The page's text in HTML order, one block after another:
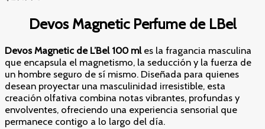
Devos Magnetic Perfume de LBel
Devos Magnetic de L’Bel 100 mles la fragancia masculina
que encapsula el magnetismo, la seducción y la fuerza de
un hombre seguro de sí mismo. Diseñada para quienes
desean proyectar una masculinidad irresistible, esta
creación olfativa combina notas vibrantes, profundas y
envolventes, ofreciendo una experiencia sensorial que
permanece contigo a lo largo del día.